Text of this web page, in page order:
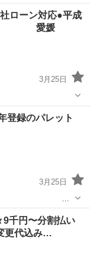
ード名： ＸＳ
ト 電動格納ミラ
ローン対応●平成
ンR 愛媛
3月25日
の方 ２、パー
、自己...
登録のパレット
3月25日
販売〇
年数の短い方
社員の方 ３、自己破
千円〜分割払い
更代込み…